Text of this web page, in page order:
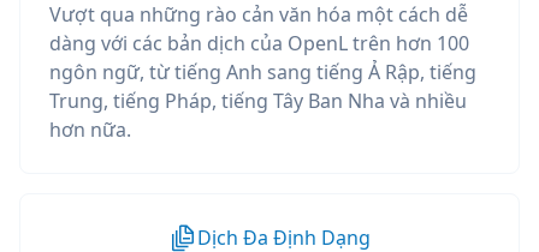
Vượt qua những rào cản văn hóa một cách dễ
dàng với các bản dịch của OpenL trên hơn 100
ngôn ngữ, từ tiếng Anh sang tiếng Ả Rập, tiếng
Trung, tiếng Pháp, tiếng Tây Ban Nha và nhiều
hơn nữa.
Dịch Đa Định Dạng